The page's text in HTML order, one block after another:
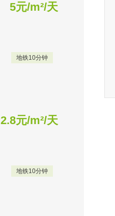
地铁10分钟
5元/m²/天
地铁10分钟
2.8元/m²/天